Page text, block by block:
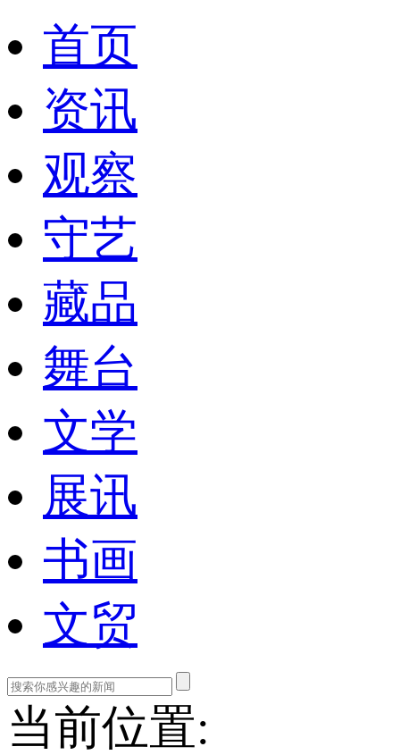
首页
资讯
观察
守艺
藏品
舞台
文学
展讯
书画
文贸
当前位置: